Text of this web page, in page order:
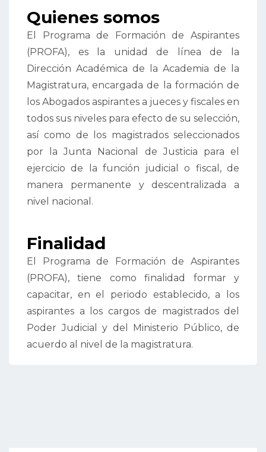
Quienes somos
El Programa de Formación de Aspirantes
(PROFA), es la unidad de línea de la
Dirección Académica de la Academia de la
Magistratura, encargada de la formación de
los Abogados aspirantes a jueces y fiscales en
todos sus niveles para efecto de su selección,
así como de los magistrados seleccionados
por la Junta Nacional de Justicia para el
ejercicio de la función judicial o fiscal, de
manera permanente y descentralizada a
nivel nacional.
Finalidad
El Programa de Formación de Aspirantes
(PROFA), tiene como finalidad formar y
capacitar, en el periodo establecido, a los
aspirantes a los cargos de magistrados del
Poder Judicial y del Ministerio Público, de
acuerdo al nivel de la magistratura.